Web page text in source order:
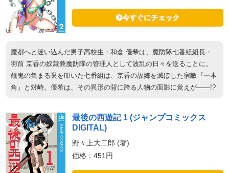
今すぐにチェック
魔都へと迷い込んだ男子高校生・和倉 優希は、魔防隊七番組組長・
羽前 京香の奴隷兼魔防隊の管理人として波乱の日々を送ることに。
醜鬼の集まる巣を叩いた七番組は、京香の故郷を滅ぼした宿敵『一本
角』と対峙。優希は、その異形の背に跨る人物の面影に覚えが――!?
最後の西遊記 1 (ジャンプコミックス
DIGITAL)
野々上大二郎 (著)
価格：451円